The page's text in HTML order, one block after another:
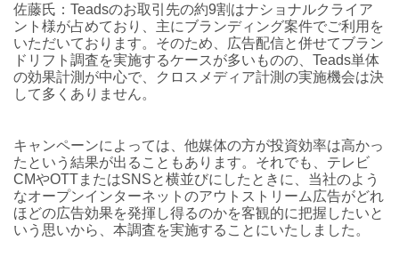
佐藤氏：Teadsのお取引先の約9割はナショナルクライア
ント様が占めており、主にブランディング案件でご利用を
いただいております。そのため、広告配信と併せてブラン
ドリフト調査を実施するケースが多いものの、Teads単体
の効果計測が中心で、クロスメディア計測の実施機会は決
して多くありません。
キャンペーンによっては、他媒体の方が投資効率は高かっ
たという結果が出ることもあります。それでも、テレビ
CMやOTTまたはSNSと横並びにしたときに、当社のよう
なオープンインターネットのアウトストリーム広告がどれ
ほどの広告効果を発揮し得るのかを客観的に把握したいと
いう思いから、本調査を実施することにいたしました。